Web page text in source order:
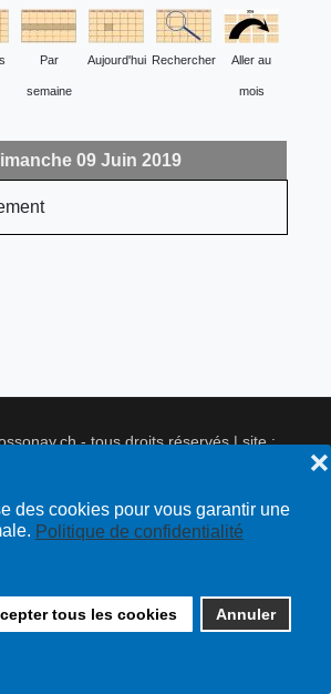
des cookies pour vous garantir une
Politique de confidentialité
tous les cookies Annuler
❌
Par
semaine
Aujourd'hui Rechercher Aller au
mois
09 Juin 2019
- tous droits réservés | site :